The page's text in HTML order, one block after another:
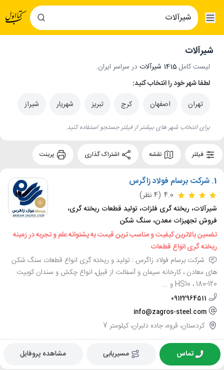
شیرآلات
لیست کامل 1415 شیرآلات
در سراسر ایران.
لطفا شهر خود را انتخاب کنید:
تهران
اصفهان کرج تبریز شهریار شیراز
برای انتخاب شهر های بیشتر از فیلتر جستجو استفاده کنید.
فیلتر نقشه
1. شرکت برسام فولاد زاگرس
4.0 (4 نظر)
شیرآلات، ریخته گری فلزات، تولید قطعات ریخته گری،
فروش تجهیزات معدن، سنگ شکن
تضمین بالاترین کیفیت و مناسب ترین قیمت به پشتوانه علم و تجربه در زمینه
ریخته گری انواع قطعات
شرکت برسام فولاد زاگرس : تولید و ریخته گری انواع قطعات سنگ شکن
های معادن ، کارخانه سیمان و آسفالت از قبیل، انواع چکش و سندان کوبیت
120-180 ، HS10 و ...
09122964511
info@zagros-steel.com
کردستان، قروه، جاده دلبران، کیلومتر 7
تماس مسیریابی مشاهده پروفایل